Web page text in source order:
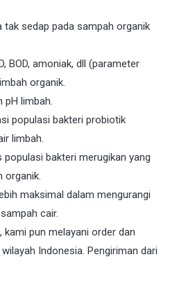
tak sedap pada sampah organik
BOD, amoniak, dll (parameter
organik.
pH limbah.
populasi bakteri probiotik
limbah.
populasi bakteri merugikan yang
organik.
maksimal dalam mengurangi
cair.
kami pun melayani order dan
Indonesia. Pengiriman dari